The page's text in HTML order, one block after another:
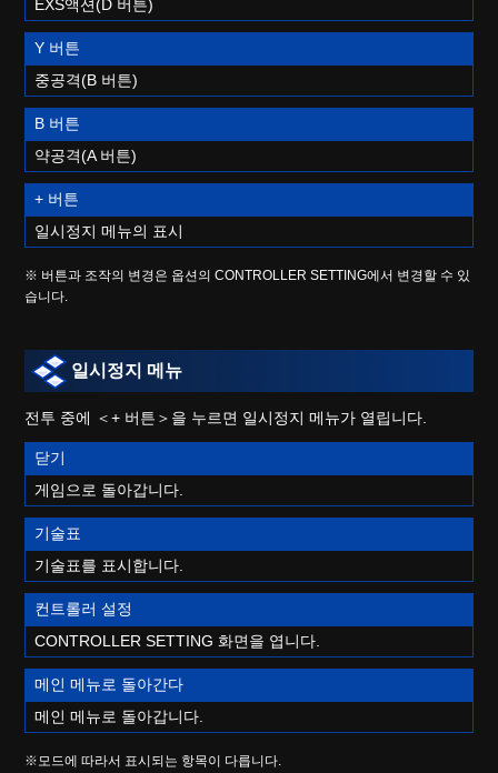
EXS액션(D 버튼)
Y 버튼
중공격(B 버튼)
B 버튼
약공격(A 버튼)
+ 버튼
일시정지 메뉴의 표시
※ 버튼과 조작의 변경은 옵션의 CONTROLLER SETTING에서 변경할 수 있
습니다.
일시정지 메뉴
전투 중에 ＜+ 버튼＞을 누르면 일시정지 메뉴가 열립니다.
닫기
게임으로 돌아갑니다.
기술표
기술표를 표시합니다.
컨트롤러 설정
CONTROLLER SETTING 화면을 엽니다.
메인 메뉴로 돌아간다
메인 메뉴로 돌아갑니다.
※모드에 따라서 표시되는 항목이 다릅니다.